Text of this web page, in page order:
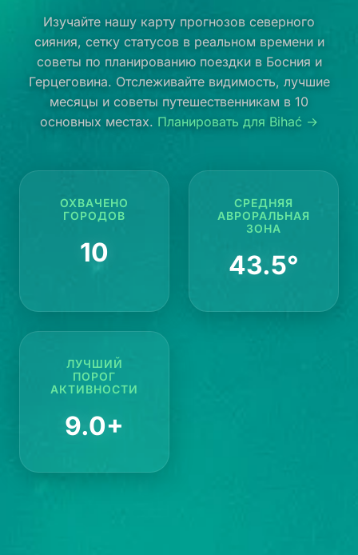
Изучайте нашу карту прогнозов северного
сияния, сетку статусов в реальном времени и
советы по планированию поездки в Босния и
Герцеговина. Отслеживайте видимость, лучшие
месяцы и советы путешественникам в 10
основных местах. Планировать для Bihać →
ОХВАЧЕНО
ГОРОДОВ
10
СРЕДНЯЯ
АВРОРАЛЬНАЯ
ЗОНА
43.5°
ЛУЧШИЙ
ПОРОГ
АКТИВНОСТИ
9.0+